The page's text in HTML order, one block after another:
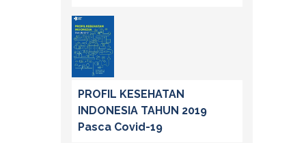
PROFIL KESEHATAN
INDONESIA TAHUN 2019
Pasca Covid-19